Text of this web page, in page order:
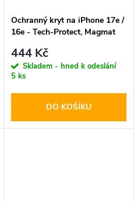
Ochranný kryt na iPhone 17e /
16e - Tech-Protect, Magmat
444 Kč
Skladem - hned k odeslání
5 ks
DO KOŠÍKU